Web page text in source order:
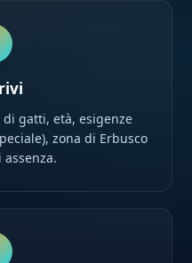
gatti, età, esigenze
zona di Erbusco